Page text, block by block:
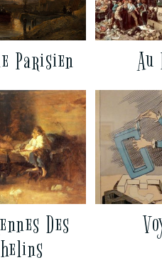
Parisien Au
Des